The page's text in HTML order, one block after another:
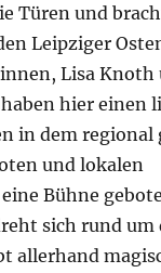
Türen und
Leipziger
Lisa Knoth
hier einen
in dem regional
und lokalen
Bühne
sich rund um
allerhand